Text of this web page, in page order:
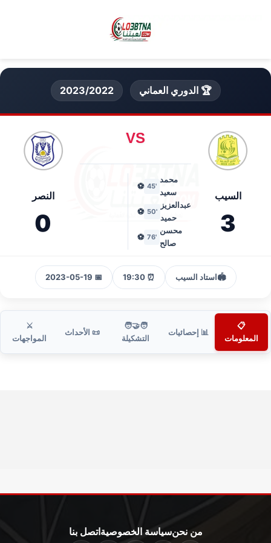
🏆 الدوري العماني 2023/2022
السيب
3
VS
محمد
سعيد
'45
⚽
عبدالعزيز
حميد
'50
⚽
محسن
صالح
'76
⚽
النصر
0
🏟️استاد السيب ⏰ 19:30
📅 2023-05-19
📋
المعلومات
📊 إحصائيات
🧑‍🤝‍🧑
التشكيلة
📜 الأحداث
⚔️
المواجهات
من نحنسياسة الخصوصية اتصل بنا